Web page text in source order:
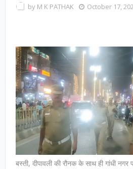
by M K PATHAK October 17,
बस्ती, दीपावली की रौनक के साथ ही गांधी